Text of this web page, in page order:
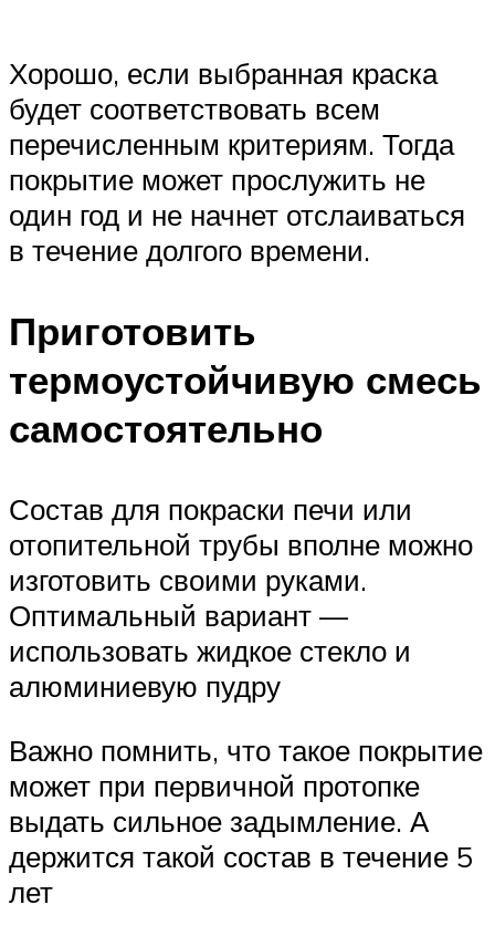
Хорошо, если выбранная краска
будет соответствовать всем
перечисленным критериям. Тогда
покрытие может прослужить не
один год и не начнет отслаиваться
в течение долгого времени.
Приготовить
термоустойчивую смесь
самостоятельно
Состав для покраски печи или
отопительной трубы вполне можно
изготовить своими руками.
Оптимальный вариант —
использовать жидкое стекло и
алюминиевую пудру
Важно помнить, что такое покрытие
может при первичной протопке
выдать сильное задымление. А
держится такой состав в течение 5
лет